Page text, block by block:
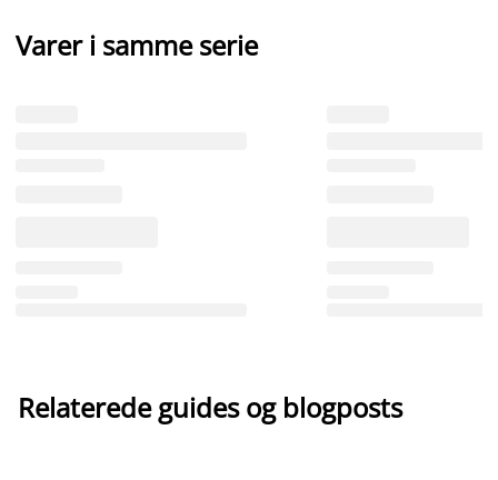
Varer i samme serie
Relaterede guides og blogposts